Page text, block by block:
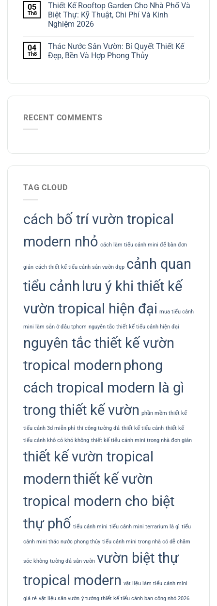
05
Th8
Thiết Kế Rooftop Garden Cho Nhà Phố Và
Biệt Thự: Kỹ Thuật, Chi Phí Và Kinh
Nghiệm 2026
04
Th8
Thác Nước Sân Vườn: Bí Quyết Thiết Kế
Đẹp, Bền Và Hợp Phong Thủy
RECENT COMMENTS
TAG CLOUD
cách bố trí vườn tropical
modern nhỏ cách làm tiểu cảnh mini để bàn đơn
giản cách thiết kế tiểu cảnh sân vườn đẹp cảnh quan
tiểu cảnh lưu ý khi thiết kế
vườn tropical hiện đại mua tiểu cảnh
mini làm sẵn ở đâu tphcm nguyên tắc thiết kế tiểu cảnh hiện đại
nguyên tắc thiết kế vườn
tropical modern phong
cách tropical modern là gì
trong thiết kế vườn phần mềm thiết kế
tiểu cảnh 3d miễn phí thi công tường đá thiết kế tiểu cảnh thiết kế
tiểu cảnh khô có khó không thiết kế tiểu cảnh mini trong nhà đơn giản
thiết kế vườn tropical
modernthiết kế vườn
tropical modern cho biệt
thự phố tiểu cảnh mini tiểu cảnh mini terrarium là gì tiểu
cảnh mini thác nước phong thủy tiểu cảnh mini trong nhà có dễ chăm
sóc không tường đá sân vườn vườn biệt thự
tropical modern vật liệu làm tiểu cảnh mini
giá rẻ vật liệu sân vườn ý tưởng thiết kế tiểu cảnh ban công nhỏ 2026